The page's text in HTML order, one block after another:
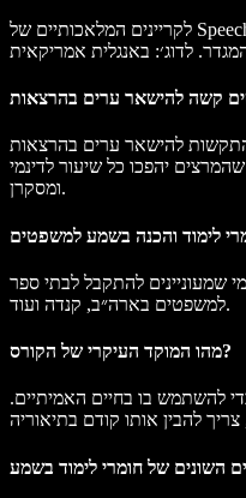
לקריינים המלאכותיים של Speechify יש שמות שונים לפי המבטא
להישאר ערים בהרצאות
יהפכו כל שיעור לדינמי
ומסקרן.
שמעוניינים להתקבל לבתי ספר
למשפטים בארה״ב, קנדה ועוד.
מהו המוקד העיקרי של הקורס?
להשתמש בו בחיים האמיתיים.